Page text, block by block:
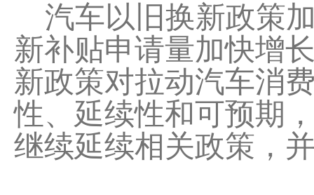
汽车以旧换新政策
新补贴申请量加快增
新政策对拉动汽车消
性、延续性和可预期
继续延续相关政策，